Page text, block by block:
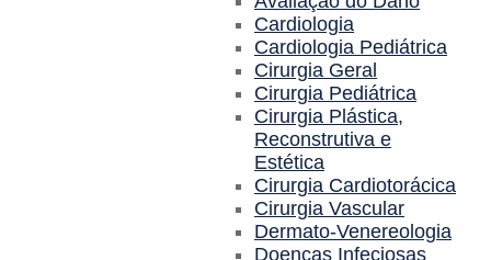
Cardiologia
Cardiologia Pediátrica
Cirurgia Geral
Cirurgia Pediátrica
Cirurgia Plástica,
Reconstrutiva e
Estética
Cirurgia Cardiotorácica
Cirurgia Vascular
Dermato-Venereologia
Doenças Infeciosas